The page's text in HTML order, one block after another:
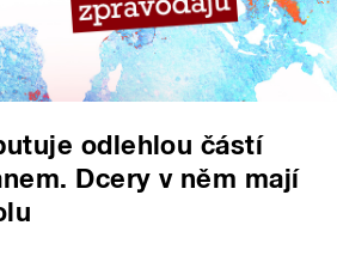
odlehlou částí
Dcery v něm mají